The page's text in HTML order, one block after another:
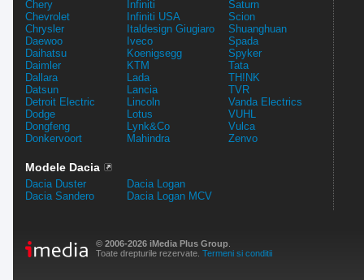
Chery
Chevrolet
Chrysler
Daewoo
Daihatsu
Daimler
Dallara
Datsun
Detroit Electric
Dodge
Dongfeng
Donkervoort
Infiniti
Infiniti USA
Italdesign Giugiaro
Iveco
Koenigsegg
KTM
Lada
Lancia
Lincoln
Lotus
Lynk&Co
Mahindra
Saturn
Scion
Shuanghuan
Spada
Spyker
Tata
TH!NK
TVR
Vanda Electrics
VUHL
Vulca
Zenvo
Modele Dacia
Dacia Duster
Dacia Sandero
Dacia Logan
Dacia Logan MCV
© 2006-2026 iMedia Plus Group
Toate drepturile rezervate. Termeni si conditii